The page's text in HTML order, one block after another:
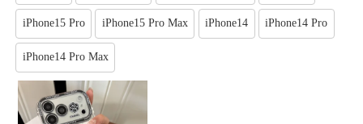
iPhone15 Pro iPhone15 Pro Max iPhone14 iPhone14 Pro
iPhone14 Pro Max